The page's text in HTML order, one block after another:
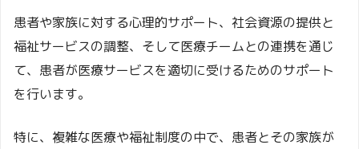
患者や家族に対する心理的サポート、社会資源の提供と
福祉サービスの調整、そして医療チームとの連携を通じ
て、患者が医療サービスを適切に受けるためのサポート
を行います。
特に、複雑な医療や福祉制度の中で、患者とその家族が